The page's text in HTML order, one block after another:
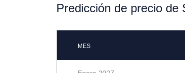
Predicción de precio de
MES